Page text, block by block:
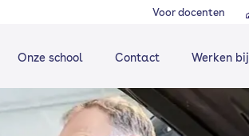
Voor docenten
Onze school Contact Werken bij